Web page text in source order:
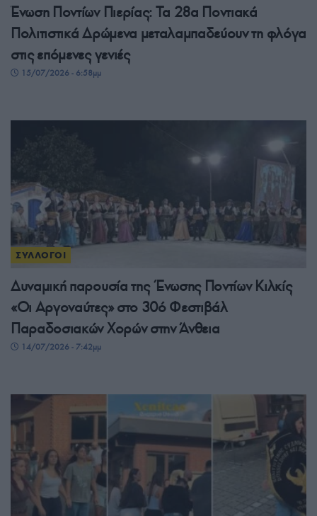
Ένωση Ποντίων Πιερίας: Τα 28α Ποντιακά
Πολιτιστικά Δρώμενα μεταλαμπαδεύουν τη φλόγα
στις επόμενες γενιές
15/07/2026 - 6:58μμ
ΣΥΛΛΟΓΟΙ
Δυναμική παρουσία της Ένωσης Ποντίων Κιλκίς
«Οι Αργοναύτες» στο 30ό Φεστιβάλ
Παραδοσιακών Χορών στην Άνθεια
14/07/2026 - 7:42μμ